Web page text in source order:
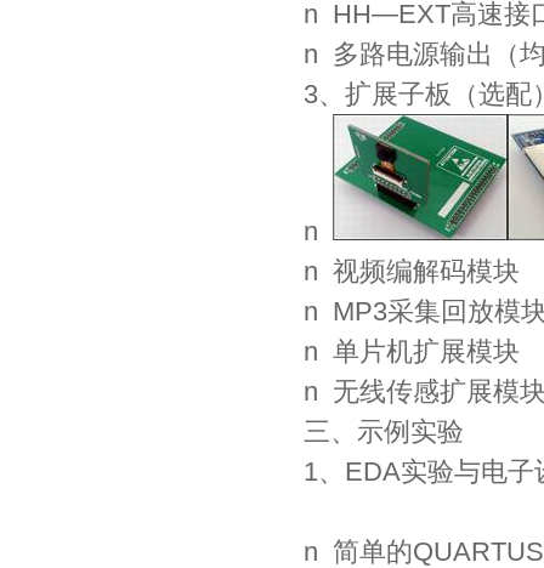
n HH—EXT高速接
n 多路电源输出（
3、扩展子板（选配
n
n 视频编解码模块
n MP3采集回放模
n 单片机扩展模块
n 无线传感扩展模
三、示例实验
1、EDA实验与电
n 简单的